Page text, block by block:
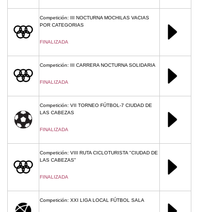
Competición: III NOCTURNA MOCHILAS VACIAS
POR CATEGORIAS
FINALIZADA
Competición: III CARRERA NOCTURNA SOLIDARIA
FINALIZADA
Competición: VII TORNEO FÚTBOL-7 CIUDAD DE
LAS CABEZAS
FINALIZADA
Competición: VIII RUTA CICLOTURISTA "CIUDAD DE
LAS CABEZAS"
FINALIZADA
Competición: XXI LIGA LOCAL FÚTBOL SALA